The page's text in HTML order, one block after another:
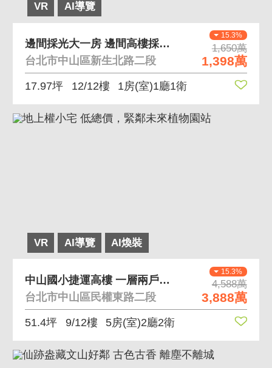
VR AI導覽
15.3%
1,650萬
1,398萬
邊間採光大一房 邊間高樓採光佳
台北市中山區新生北路二段
17.97坪 12/12樓 1房(室)1廳1衛
VR AI導覽 AI煥裝
15.3%
4,588萬
3,888萬
中山國小捷運高樓 一層兩戶無障礙設施低公設
台北市中山區民權東路二段
51.4坪 9/12樓 5房(室)2廳2衛